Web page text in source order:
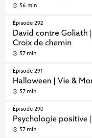
56 min
Épisode 292
David contre Goliath
Croix de chemin
57 min
Épisode 291
Halloween | Vie &
57 min
Épisode 290
Psychologie positive
57 min